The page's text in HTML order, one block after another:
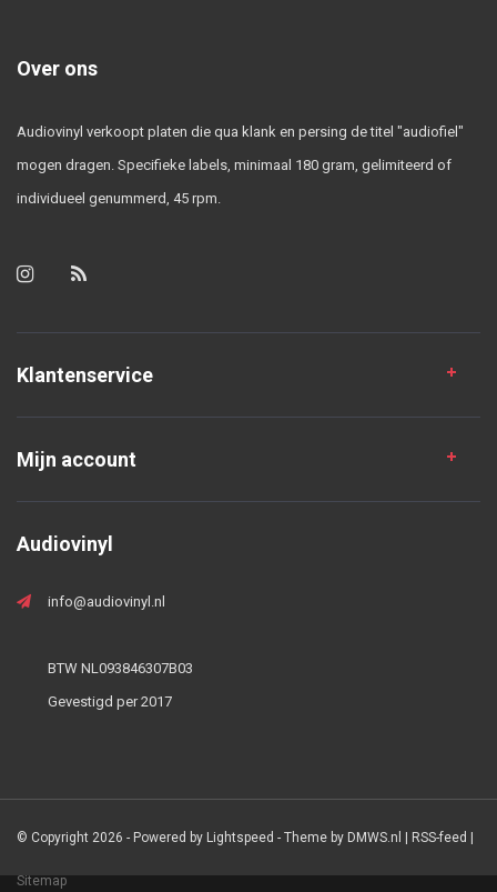
Over ons
Audiovinyl verkoopt platen die qua klank en persing de titel "audiofiel"
mogen dragen. Specifieke labels, minimaal 180 gram, gelimiteerd of
individueel genummerd, 45 rpm.
Klantenservice
Mijn account
Audiovinyl
info@audiovinyl.nl
BTW NL093846307B03
Gevestigd per 2017
© Copyright 2026 - Powered by Lightspeed - Theme by DMWS.nl RSS-feed
Sitemap